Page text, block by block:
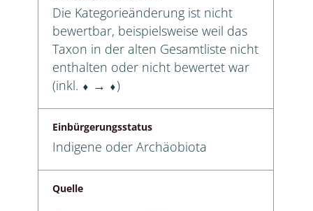
Die Kategorieänderung ist nicht
bewertbar, beispielsweise weil das
Taxon in der alten Gesamtliste nicht
enthalten oder nicht bewertet war
(inkl. ⬧ → ⬧)
Einbürgerungsstatus
Indigene oder Archäobiota
Quelle